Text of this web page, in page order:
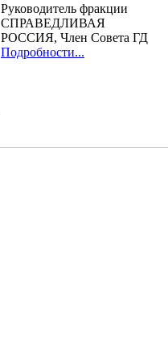
Руководитель фракции
СПРАВЕДЛИВАЯ
РОССИЯ, Член Cовета ГД
Подробности...